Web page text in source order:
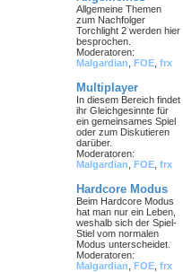
Allgemeine Themen
zum Nachfolger
Torchlight 2 werden hier
besprochen.
Moderatoren:
Malgardian FOE frx
Multiplayer
In diesem Bereich findet
ihr Gleichgesinnte für
ein gemeinsames Spiel
oder zum Diskutieren
darüber.
Moderatoren:
Malgardian FOE frx
Hardcore Modus
Beim Hardcore Modus
hat man nur ein Leben,
weshalb sich der Spiel-
Stiel vom normalen
Modus unterscheidet.
Moderatoren:
Malgardian FOE frx